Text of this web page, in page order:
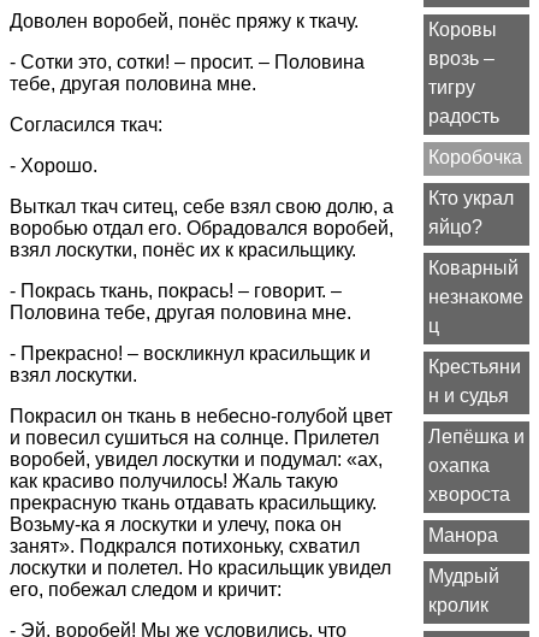
Коровы
врозь –
тигру
радость
Коробочка
Кто украл
яйцо?
Коварный
незнакоме
ц
Крестьяни
н и судья
Лепёшка и
охапка
хвороста
Манора
Мудрый
кролик
Доволен воробей, понёс пряжу к ткачу.
- Сотки это, сотки! – просит. – Половина
тебе, другая половина мне.
Согласился ткач:
- Хорошо.
Выткал ткач ситец, себе взял свою долю, а
воробью отдал его. Обрадовался воробей,
взял лоскутки, понёс их к красильщику.
- Покрась ткань, покрась! – говорит. –
Половина тебе, другая половина мне.
- Прекрасно! – воскликнул красильщик и
взял лоскутки.
Покрасил он ткань в небесно-голубой цвет
и повесил сушиться на солнце. Прилетел
воробей, увидел лоскутки и подумал: «ах,
как красиво получилось! Жаль такую
прекрасную ткань отдавать красильщику.
Возьму-ка я лоскутки и улечу, пока он
занят». Подкрался потихоньку, схватил
лоскутки и полетел. Но красильщик увидел
его, побежал следом и кричит:
- Эй, воробей! Мы же условились, что